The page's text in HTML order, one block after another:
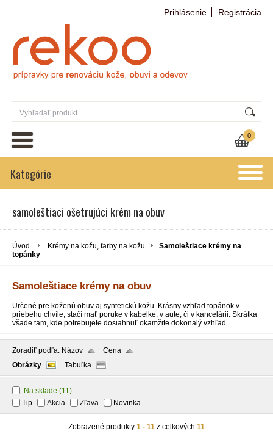
Prihlásenie Registrácia
0
Kategórie
samoleštiaci ošetrujúci krém na obuv
Úvod Krémy na kožu, farby na kožu
Samoleštiace krémy na
topánky
Samoleštiace krémy na obuv
Určené pre koženú obuv aj syntetickú kožu. Krásny vzhľad topánok v
priebehu chvíle, stačí mať poruke v kabelke, v aute, či v kancelárii. Skrátka
všade tam, kde potrebujete dosiahnuť okamžite dokonalý vzhľad.
Zoradiť podľa: Názov
Cena
Obrázky
Tabuľka
Na sklade (11)
Tip
Akcia Zľava Novinka
Zobrazené produkty 1 - 11 z celkových 11